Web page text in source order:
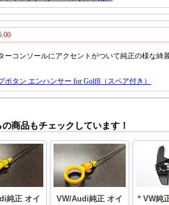
商品もチェックしています！
純正 オイ
VW/Audi純正 オイ
* VW純